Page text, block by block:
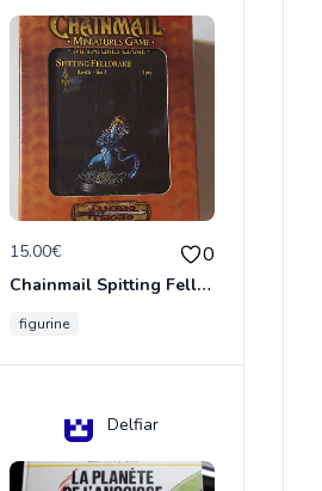
15.00€ 0
Chainmail Spitting Felldrake
figurine
Delfiar